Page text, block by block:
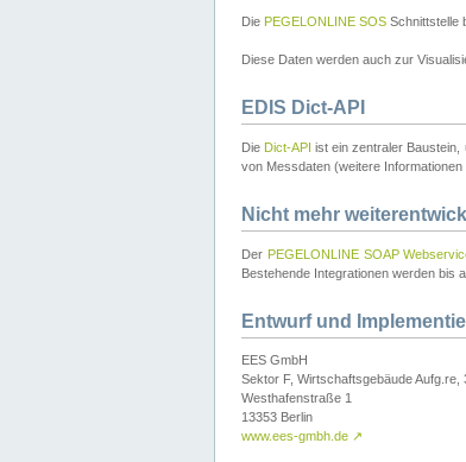
Die PEGELONLINE SOS Schnittstelle
Diese Daten werden auch zur
EDIS Dict-API
Die Dict-API ist ein zentraler
von Messdaten (weitere Informationen
Nicht mehr
Der PEGELONLINE SOAP
Bestehende Integrationen werden bis
Entwurf und
EES GmbH
Sektor F, Wirtschaftsgebäude Aufg.re,
Westhafenstraße 1
13353 Berlin
www.ees-gmbh.de ↗